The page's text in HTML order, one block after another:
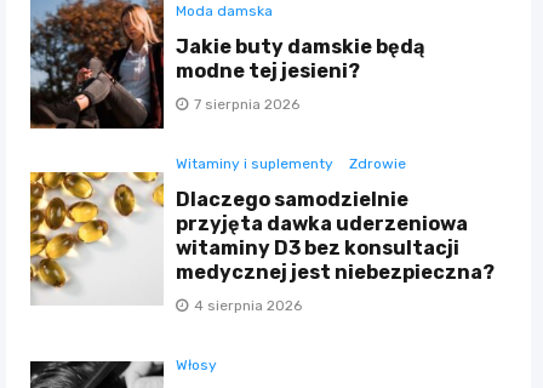
Moda damska
Jakie buty damskie będą
modne tej jesieni?
7 sierpnia 2026
Witaminy i suplementy Zdrowie
Dlaczego samodzielnie
przyjęta dawka uderzeniowa
witaminy D3 bez konsultacji
medycznej jest niebezpieczna?
4 sierpnia 2026
Włosy